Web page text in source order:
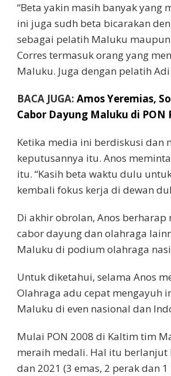
“Beta yakin masih banyak yang
ini juga sudh beta bicarakan
sebagai pelatih Maluku
Corres termasuk orang yang
Maluku. Juga dengan pelatih
BACA JUGA: Amos Yeremias,
Cabor Dayung Maluku di PON
Ketika media ini berdiskusi dan
keputusannya itu. Anos
itu. “Kasih beta waktu dulu
kembali fokus kerja di dewan
Di akhir obrolan, Anos
cabor dayung dan olahraga
Maluku di podium olahraga
Untuk diketahui, selama Anos
Olahraga adu cepat mengayuh
Maluku di even nasional dan
Mulai PON 2008 di Kaltim tim
meraih medali. Hal itu berlanjut
dan 2021 (3 emas, 2 perak dan